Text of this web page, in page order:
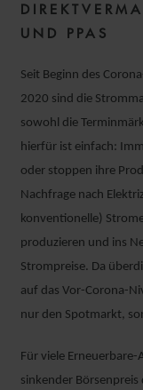
UND PPAS
Seit Beginn des
2020 sind die
sowohl die
hierfür ist einfach:
oder stoppen ihre
Nachfrage nach
konventionelle)
produzieren und ins
Strompreise. Da
auf das Vor-Corona-
nur den Spotmarkt,
Für viele
sinkender